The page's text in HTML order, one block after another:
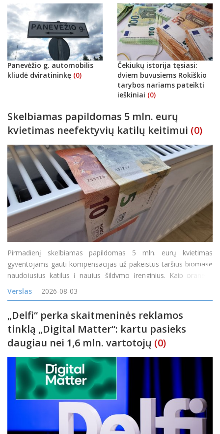
Panevėžio g. automobilis
kliudė dviratininkę (0)
Čekiukų istorija tęsiasi:
dviem buvusiems Rokiškio
tarybos nariams pateikti
ieškiniai (0)
Skelbiamas papildomas 5 mln. eurų
kvietimas neefektyvių katilų keitimui (0)
Pirmadienį skelbiamas papildomas 5 mln. eurų kvietimas
gyventojams gauti kompensacijas už pakeistus taršius biomasę
naudojusius katilus į naujus šildymo įrenginius. Kaip pranešė
Lietuvos energetikos agentūra (LEA), teikti paraiškas gyventojai
galės nuo 14 val. &bdq
Verslas 2026-08-03
„Delfi“ perka skaitmeninės reklamos
tinklą „Digital Matter“: kartu pasieks
daugiau nei 1,6 mln. vartotojų (0)